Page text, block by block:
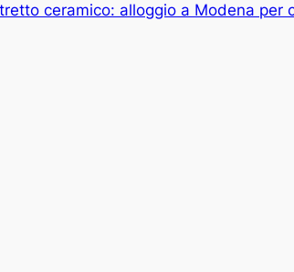
ceramico: alloggio a Modena per